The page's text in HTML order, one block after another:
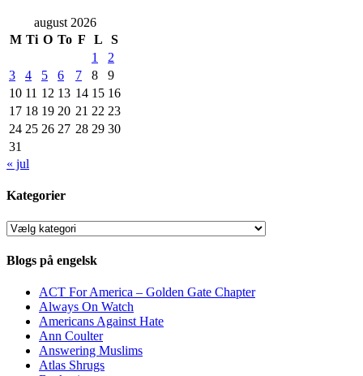
august 2026
M Ti O To F L
S
1
2
3
4 5 6 7 8
9
10 11 12 13 14 15 16
17 18 19 20 21 22 23
24 25 26 27 28 29 30
31
« jul
Kategorier
Kategorier
Blogs på engelsk
ACT For America – Golden Gate Chapter
Always On Watch
Americans Against Hate
Ann Coulter
Answering Muslims
Atlas Shrugs